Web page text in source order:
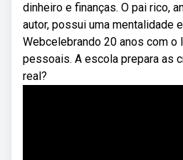
dinheiro e finanças. O pai rico,
autor, possui uma mentalidade
Webcelebrando 20 anos com o
pessoais. A escola prepara as
real?